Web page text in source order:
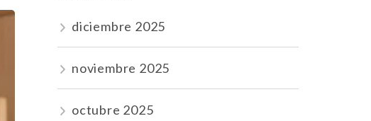
diciembre 2025
noviembre 2025
octubre 2025